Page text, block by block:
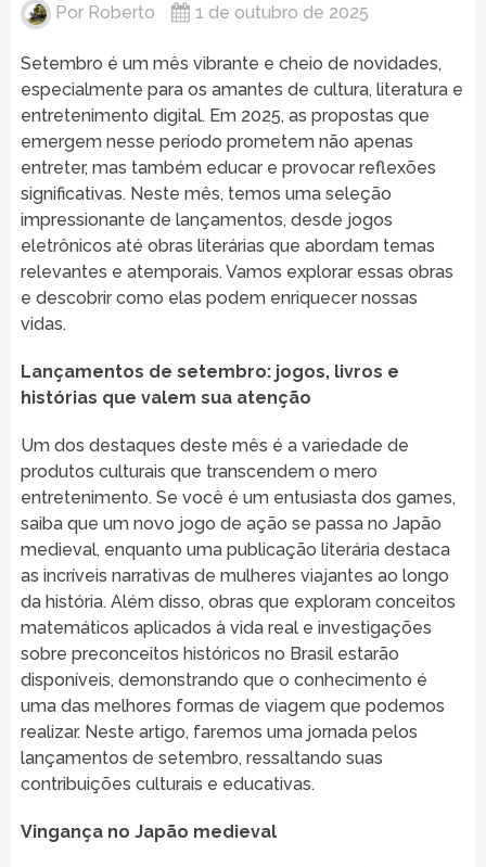
Por Roberto 1 de outubro de 2025
Setembro é um mês vibrante e cheio de novidades,
especialmente para os amantes de cultura, literatura e
entretenimento digital. Em 2025, as propostas que
emergem nesse período prometem não apenas
entreter, mas também educar e provocar reflexões
significativas. Neste mês, temos uma seleção
impressionante de lançamentos, desde jogos
eletrônicos até obras literárias que abordam temas
relevantes e atemporais. Vamos explorar essas obras
e descobrir como elas podem enriquecer nossas
vidas.
Lançamentos de setembro: jogos, livros e
histórias que valem sua atenção
Um dos destaques deste mês é a variedade de
produtos culturais que transcendem o mero
entretenimento. Se você é um entusiasta dos games,
saiba que um novo jogo de ação se passa no Japão
medieval, enquanto uma publicação literária destaca
as incríveis narrativas de mulheres viajantes ao longo
da história. Além disso, obras que exploram conceitos
matemáticos aplicados à vida real e investigações
sobre preconceitos históricos no Brasil estarão
disponíveis, demonstrando que o conhecimento é
uma das melhores formas de viagem que podemos
realizar. Neste artigo, faremos uma jornada pelos
lançamentos de setembro, ressaltando suas
contribuições culturais e educativas.
Vingança no Japão medieval